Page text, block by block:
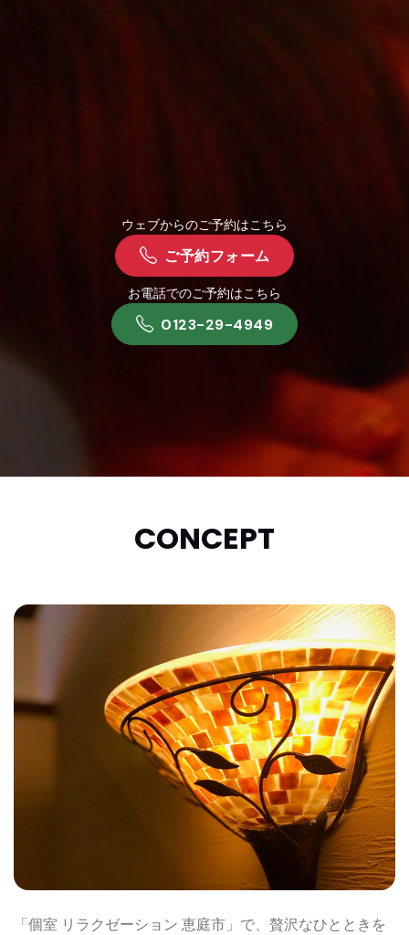
ウェブからのご予約はこちら
ご予約フォーム
お電話でのご予約はこちら
0123-29-4949
CONCEPT
「個室 リラクゼーション 恵庭市」で、贅沢なひとときを